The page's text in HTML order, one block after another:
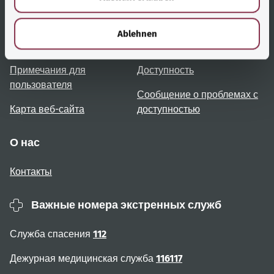
Ablehnen
Полезные ссылки
Обзор тем
Примечания для
пользователя
Карта веб-сайта
Услуги
Консультация и помощь
Доступность
Сообщение о проблемах с
доступностью
О нас
Контакты
Важные номера экстренных служб
Служба спасения 112
Дежурная медицинская служба 116117